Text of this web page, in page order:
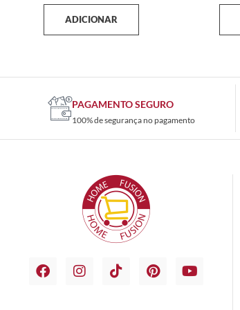
ADICIONAR
PAGAMENTO SEGURO
100% de segurança no pagamento